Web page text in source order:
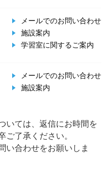
メールでのお問い合わせ
施設案内
学習室に関するご案内
メールでのお問い合わせ
施設案内
いては、返信にお時間を
ご了承ください。
い合わせをお願いしま